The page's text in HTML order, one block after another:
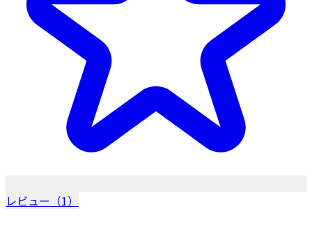
レビュー（1）